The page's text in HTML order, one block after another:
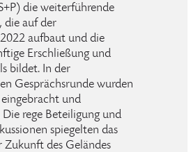
die weiterführende
die auf der
aufbaut und die
Erschließung und
bildet. In der
Gesprächsrunde wurden
eingebracht und
Die rege Beteiligung und
spiegelten das
Zukunft des Geländes